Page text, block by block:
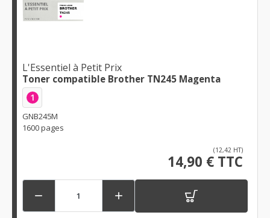
L'Essentiel à Petit Prix
Toner compatible Brother TN245 Magenta
1
GNB245M
1600 pages
(12,42 HT)
14,90 € TTC
 